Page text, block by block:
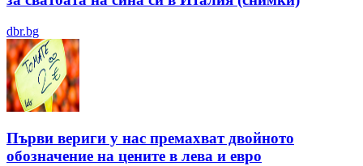
dbr.bg
Първи вериги у нас премахват двойното
обозначение на цените в лева и евро